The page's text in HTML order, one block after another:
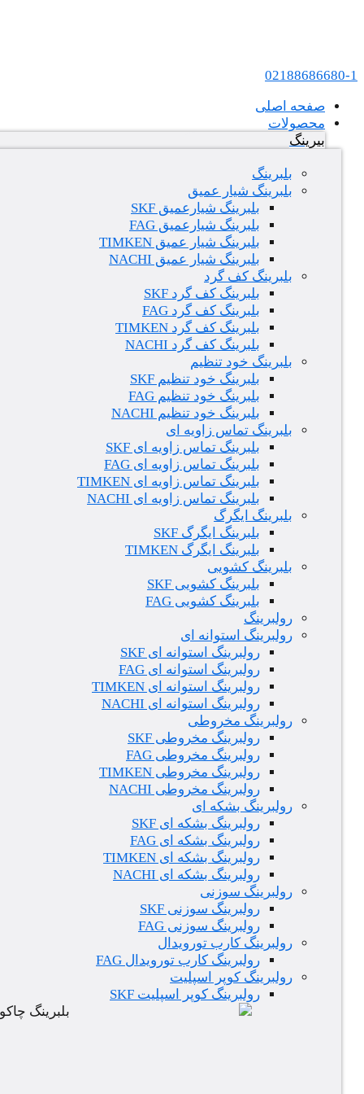
02188686680-1
صفحه اصلی
محصولات
بیرینگ
بلبرینگ
بلبرینگ شیار عمیق
بلبرینگ شیارعمیق SKF
بلبرینگ شیارعمیق FAG
بلبرینگ شیار عمیق TIMKEN
بلبرینگ شیار عمیق NACHI
بلبرینگ کف گرد
بلبرینگ کف گرد SKF
بلبرینگ کف گرد FAG
بلبرینگ کف گرد TIMKEN
بلبرینگ کف گرد NACHI
بلبرینگ خود تنظیم
بلبرینگ خود تنظیم SKF
بلبرینگ خود تنظیم FAG
بلبرینگ خود تنظیم NACHI
بلبرینگ تماس زاویه ای
بلبرینگ تماس زاویه ای SKF
بلبرینگ تماس زاویه ای FAG
بلبرینگ تماس زاویه ای TIMKEN
بلبرینگ تماس زاویه ای NACHI
بلبرینگ ایگرگ
بلبرینگ ایگرگ SKF
بلبرینگ ایگرگ TIMKEN
بلبرینگ کشویی
بلبرینگ کشویی SKF
بلبرینگ کشویی FAG
رولبرینگ
رولبرینگ استوانه ای
رولبرینگ استوانه ای SKF
رولبرینگ استوانه ای FAG
رولبرینگ استوانه ای TIMKEN
رولبرینگ استوانه ای NACHI
رولبرینگ مخروطی
رولبرینگ مخروطی SKF
رولبرینگ مخروطی FAG
رولبرینگ مخروطی TIMKEN
رولبرینگ مخروطی NACHI
رولبرینگ بشکه ای
رولبرینگ بشکه ای SKF
رولبرینگ بشکه ای FAG
رولبرینگ بشکه ای TIMKEN
رولبرینگ بشکه ای NACHI
رولبرینگ سوزنی
رولبرینگ سوزنی SKF
رولبرینگ سوزنی FAG
رولبرینگ کارب تورویدال
رولبرینگ کارب تورویدال FAG
رولبرینگ کوپر اسپلیت
رولبرینگ کوپر اسپلیت SKF